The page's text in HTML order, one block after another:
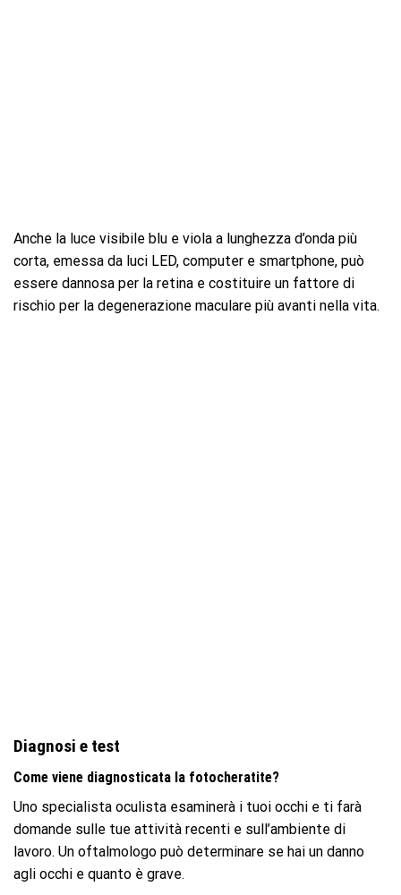
Anche la luce visibile blu e viola a lunghezza d’onda più
corta, emessa da luci LED, computer e smartphone, può
essere dannosa per la retina e costituire un fattore di
rischio per la degenerazione maculare più avanti nella vita.
Diagnosi e test
Come viene diagnosticata la fotocheratite?
Uno specialista oculista esaminerà i tuoi occhi e ti farà
domande sulle tue attività recenti e sull’ambiente di
lavoro. Un oftalmologo può determinare se hai un danno
agli occhi e quanto è grave.